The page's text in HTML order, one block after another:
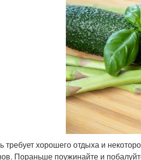
требует хорошего отдыха и
Пораньше поужинайте и